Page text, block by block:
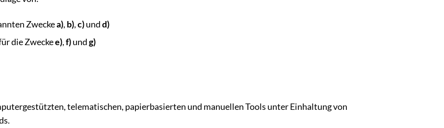
Zweckea), b),c)undd)
die Zweckee),f)undg)
telematischen, papierbasierten und manuellen Tools unter Einhaltung von